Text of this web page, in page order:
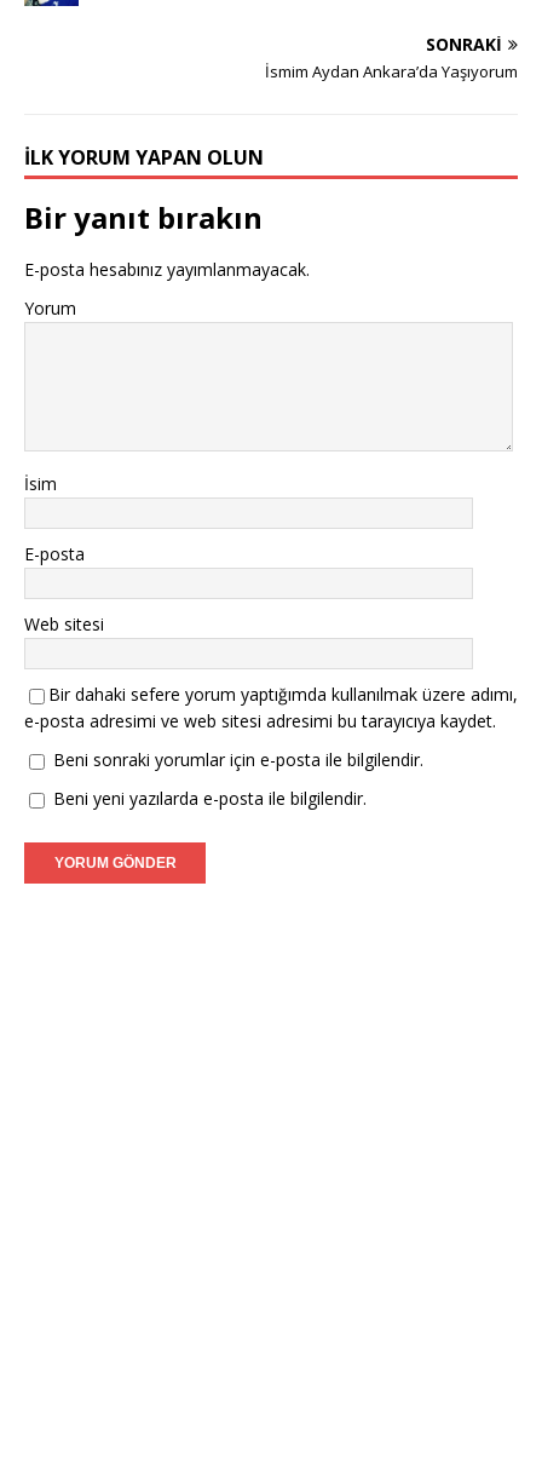
SONRAKI
İsmim Aydan Ankara’da Yaşıyorum
İLK YORUM YAPAN OLUN
Bir yanıt bırakın
E-posta hesabınız yayımlanmayacak.
Yorum
İsim
E-posta
Web sitesi
Bir dahaki sefere yorum yaptığımda kullanılmak üzere adımı,
e-posta adresimi ve web sitesi adresimi bu tarayıcıya kaydet.
Beni sonraki yorumlar için e-posta ile bilgilendir.
Beni yeni yazılarda e-posta ile bilgilendir.